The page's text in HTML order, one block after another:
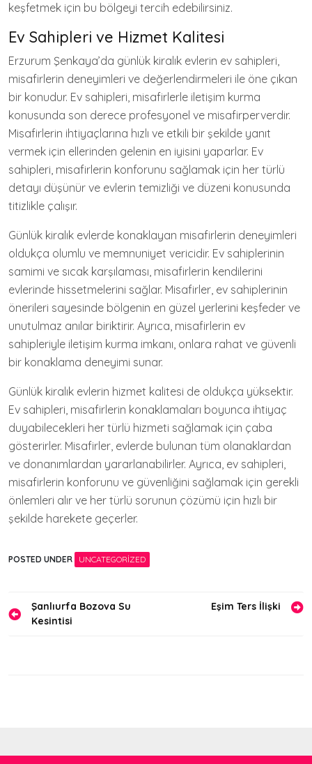
keşfetmek için bu bölgeyi tercih edebilirsiniz.
Ev Sahipleri ve Hizmet Kalitesi
Erzurum Şenkaya’da günlük kiralık evlerin ev sahipleri,
misafirlerin deneyimleri ve değerlendirmeleri ile öne çıkan
bir konudur. Ev sahipleri, misafirlerle iletişim kurma
konusunda son derece profesyonel ve misafirperverdir.
Misafirlerin ihtiyaçlarına hızlı ve etkili bir şekilde yanıt
vermek için ellerinden gelenin en iyisini yaparlar. Ev
sahipleri, misafirlerin konforunu sağlamak için her türlü
detayı düşünür ve evlerin temizliği ve düzeni konusunda
titizlikle çalışır.
Günlük kiralık evlerde konaklayan misafirlerin deneyimleri
oldukça olumlu ve memnuniyet vericidir. Ev sahiplerinin
samimi ve sıcak karşılaması, misafirlerin kendilerini
evlerinde hissetmelerini sağlar. Misafirler, ev sahiplerinin
önerileri sayesinde bölgenin en güzel yerlerini keşfeder ve
unutulmaz anılar biriktirir. Ayrıca, misafirlerin ev
sahipleriyle iletişim kurma imkanı, onlara rahat ve güvenli
bir konaklama deneyimi sunar.
Günlük kiralık evlerin hizmet kalitesi de oldukça yüksektir.
Ev sahipleri, misafirlerin konaklamaları boyunca ihtiyaç
duyabilecekleri her türlü hizmeti sağlamak için çaba
gösterirler. Misafirler, evlerde bulunan tüm olanaklardan
ve donanımlardan yararlanabilirler. Ayrıca, ev sahipleri,
misafirlerin konforunu ve güvenliğini sağlamak için gerekli
önlemleri alır ve her türlü sorunun çözümü için hızlı bir
şekilde harekete geçerler.
POSTED UNDER UNCATEGORIZED
Yazı
gezinmesi
Şanlıurfa Bozova Su
Kesintisi
Eşim Ters İlişki